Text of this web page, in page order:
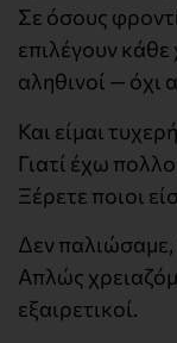
Σε όσους
επιλέγουν κάθε
αληθινοί — όχι
Και είμαι
Γιατί έχω
Ξέρετε ποιοι
Δεν παλιώσαμε,
Απλώς
εξαιρετικοί.